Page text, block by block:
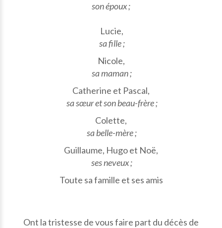
son époux ;
Lucie,
sa fille ;
Nicole,
sa maman ;
Catherine et Pascal,
sa sœur et son beau-frère ;
Colette,
sa belle-mère ;
Guillaume, Hugo et Noë,
ses neveux ;
Toute sa famille et ses amis
Ont la tristesse de vous faire part du décès de